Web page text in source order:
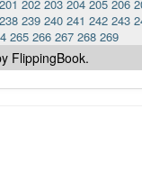
201 202 203 204 205 206
238 239 240 241 242 243
265 266 267 268 269
FlippingBook.